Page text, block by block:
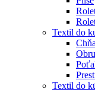
Textil do
Textil do